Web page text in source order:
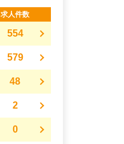
求人件数
554
579
48
2
0